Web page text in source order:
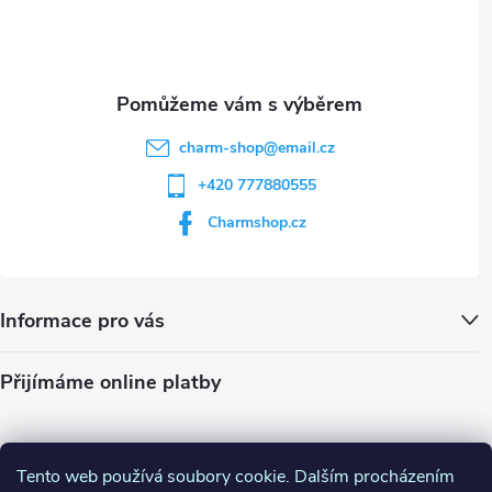
Tento web používá soubory cookie. Dalším procházením
charm-shop@email.cz
+420 777880555
Charmshop.cz
Informace pro vás
Přijímáme online platby